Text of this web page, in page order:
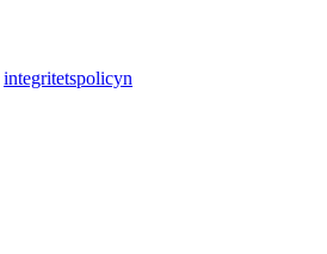
integritetspolicyn